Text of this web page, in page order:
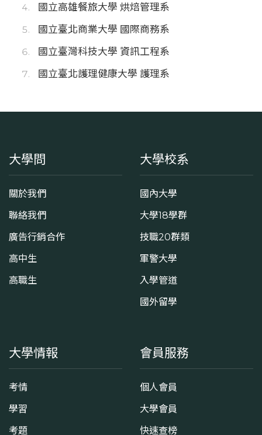
國立高雄餐旅大學 烘焙管理系
國立臺北商業大學 國際商務系
國立臺灣科技大學 資訊工程系
國立臺北護理健康大學 護理系
大學問
關於我們
聯絡我們
廣告行銷合作
高中生
高職生
大學校系
國內大學
大學18學群
技職20群類
軍警大學
入學管道
國外留學
大學情報
考情
學習
考題
會員服務
個人會員
大學會員
快速查榜